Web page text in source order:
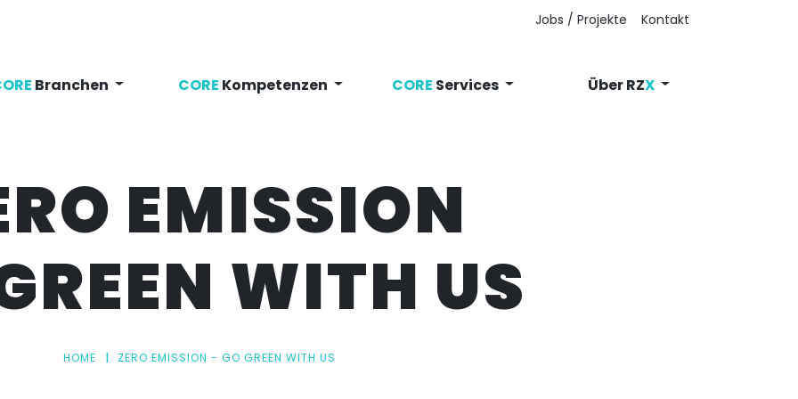
Jobs / Projekte Kontakt
Branchen CORE Kompetenzen CORE Services Über RZX
EMISSION
WITH US
HOME ZERO EMISSION - GO GREEN WITH US